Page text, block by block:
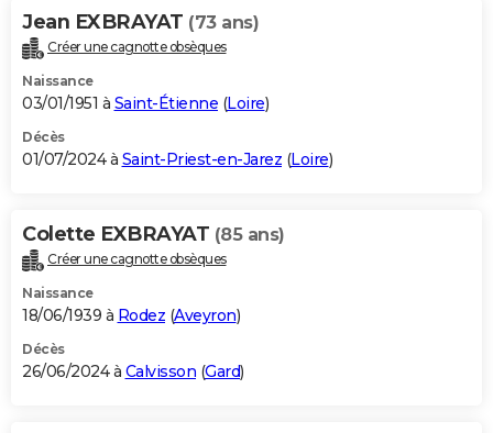
Jean EXBRAYAT (73 ans)
Créer une cagnotte obsèques
Naissance
03/01/1951 à Saint-Étienne (Loire)
Décès
01/07/2024 à Saint-Priest-en-Jarez (Loire)
Colette EXBRAYAT (85 ans)
Créer une cagnotte obsèques
Naissance
18/06/1939 à Rodez (Aveyron)
Décès
26/06/2024 à Calvisson (Gard)